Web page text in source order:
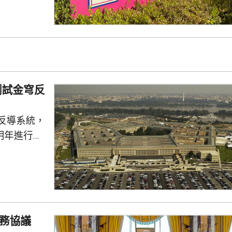
，以滿
招待」，
金穹反
導系統，
進行飛
空中目
完成地
協議